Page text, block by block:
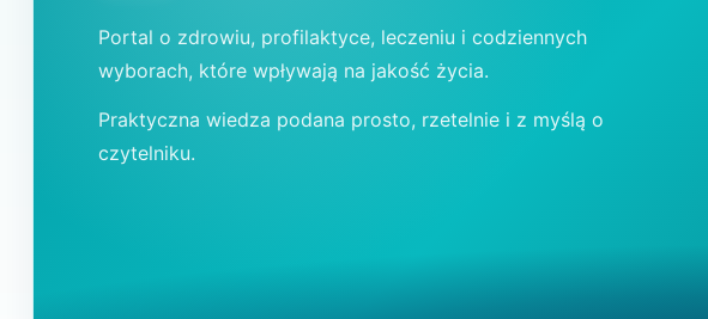
Portal o zdrowiu, profilaktyce, leczeniu i codziennych
wyborach, które wpływają na jakość życia.
Praktyczna wiedza podana prosto, rzetelnie i z myślą o
czytelniku.